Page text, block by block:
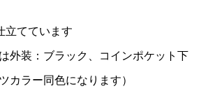
・
イ
立てています
外装：ブラック、コインポケット下
カラー同色になります）